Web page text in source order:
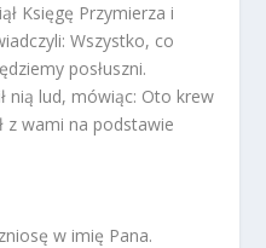
Księgę Przymierza i
Wszystko, co
posłuszni.
nią lud, mówiąc: Oto krew
z wami na podstawie
w imię Pana.